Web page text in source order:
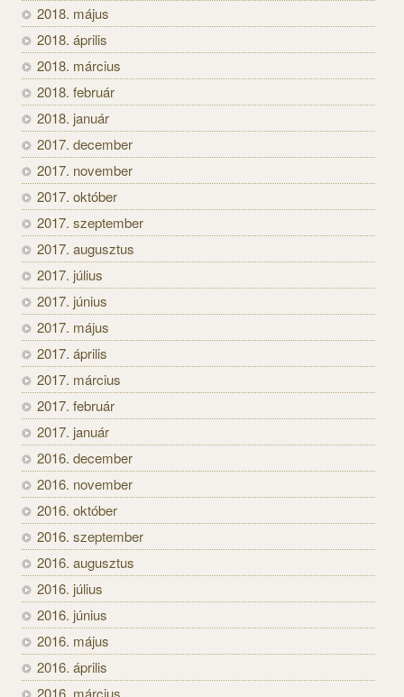
2018. május
2018. április
2018. március
2018. február
2018. január
2017. december
2017. november
2017. október
2017. szeptember
2017. augusztus
2017. július
2017. június
2017. május
2017. április
2017. március
2017. február
2017. január
2016. december
2016. november
2016. október
2016. szeptember
2016. augusztus
2016. július
2016. június
2016. május
2016. április
2016. március